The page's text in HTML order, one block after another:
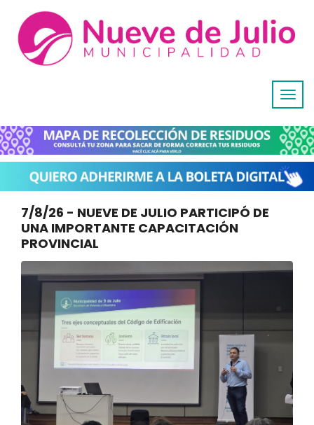
7/8/26 - NUEVE DE JULIO PARTICIPÓ DE
UNA IMPORTANTE CAPACITACIÓN
PROVINCIAL